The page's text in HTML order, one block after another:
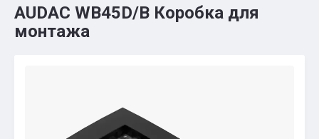
AUDAC WB45D/B Коробка для
монтажа